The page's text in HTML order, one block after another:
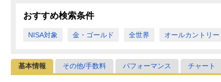
おすすめ検索条件
NISA対象 金・ゴールド 全世界 オールカントリー
基本情報 その他/手数料 パフォーマンス チャート